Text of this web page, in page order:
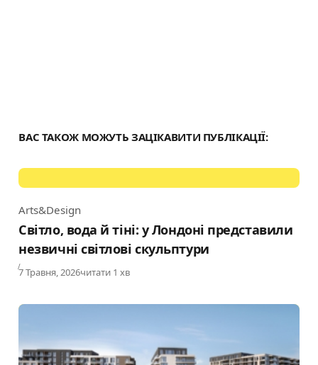
ВАС ТАКОЖ МОЖУТЬ ЗАЦІКАВИТИ ПУБЛІКАЦІЇ:
Category
Arts&Design
Світло, вода й тіні: у Лондоні представили
незвичні світлові скульптури
Published
7 Травня, 2026читати 1 хв